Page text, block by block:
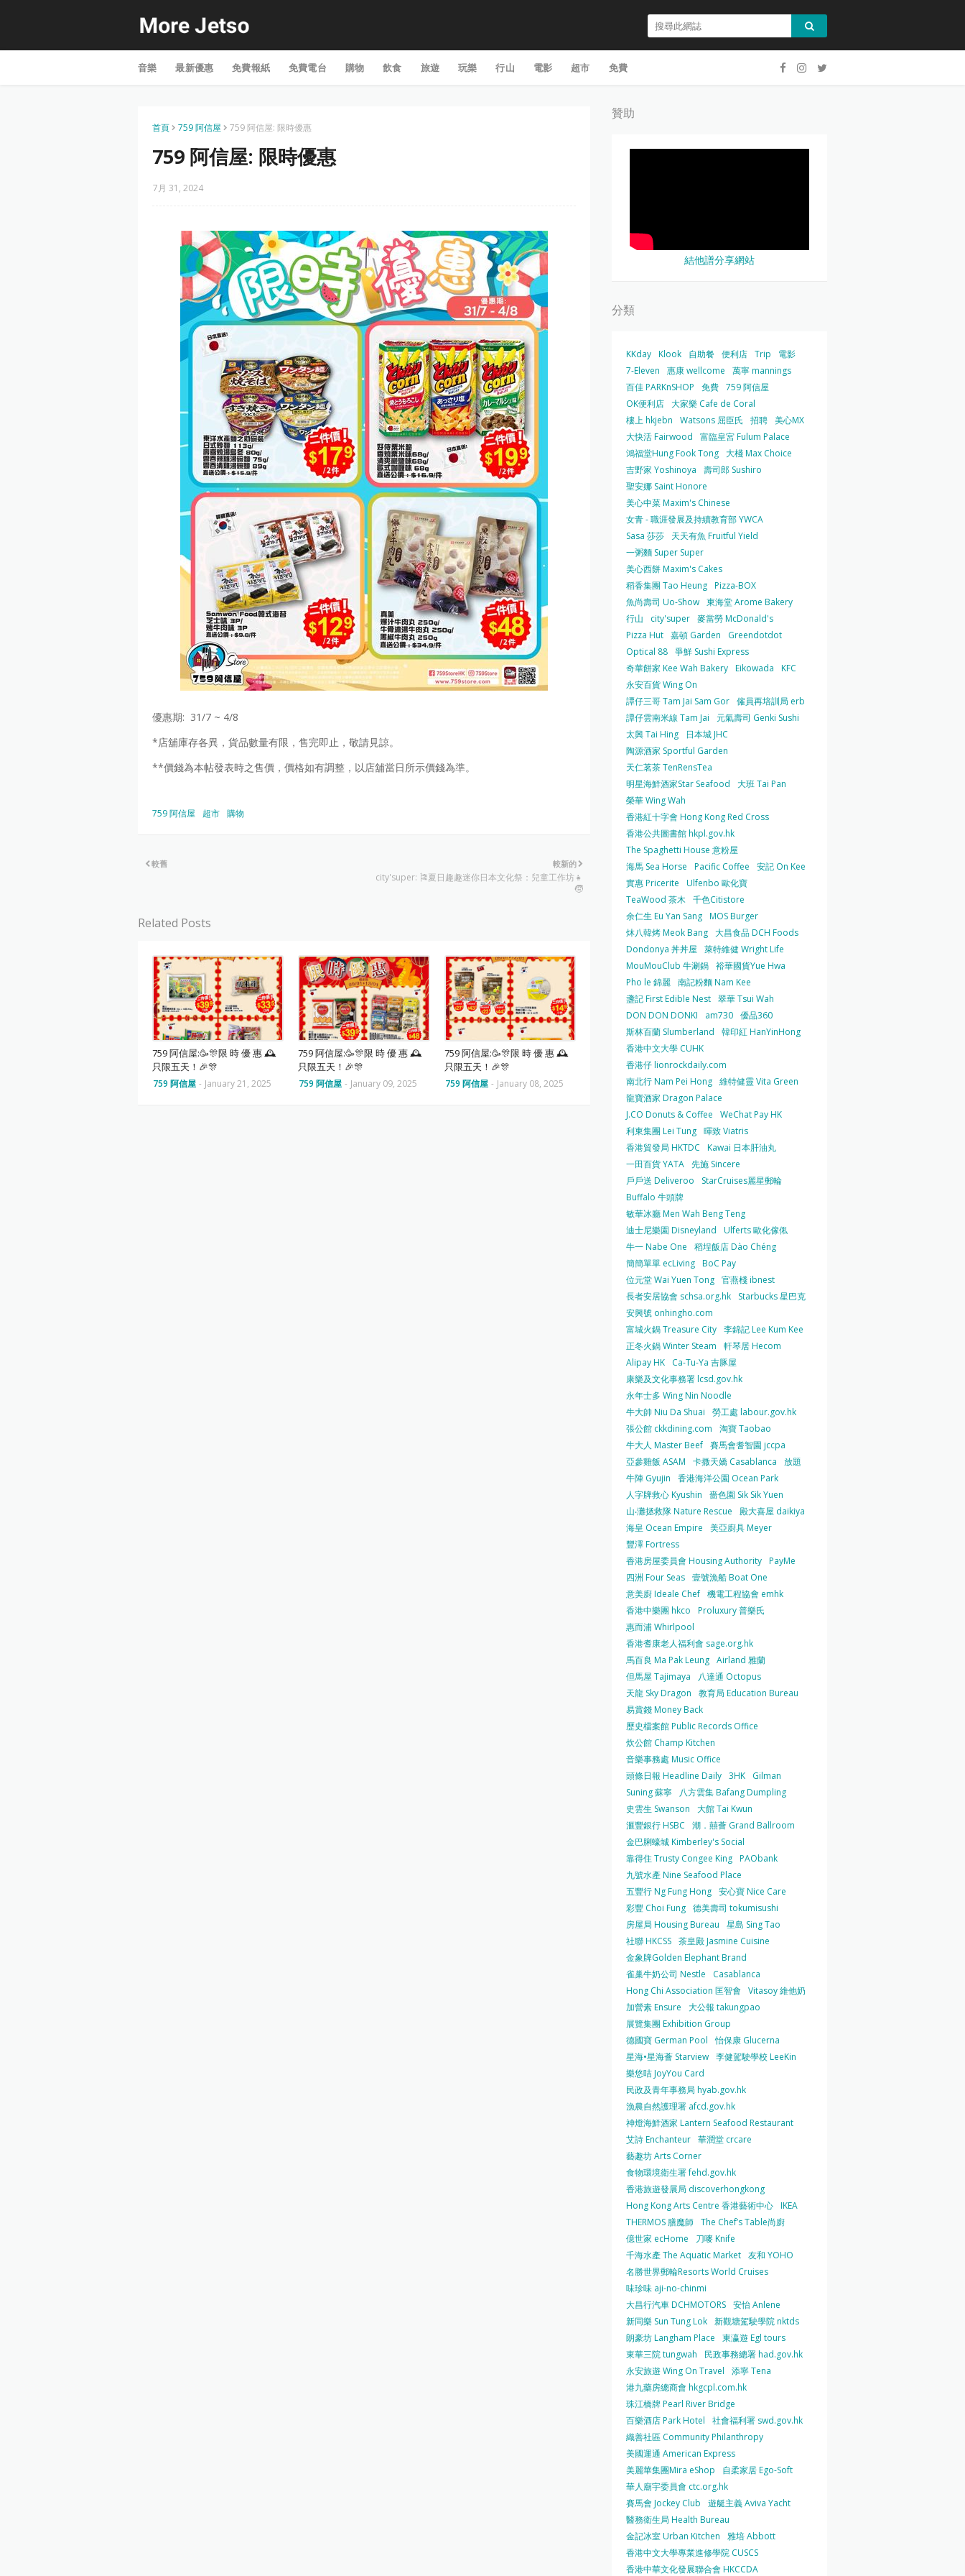
音樂 最新優惠 免費報紙 免費電台 購物 飲食 旅遊 玩樂 行山 電影 超市 免費
首頁 759 阿信屋 759 阿信屋: 限時優惠
759 阿信屋: 限時優惠
7月 31, 2024
優惠期: 31/7 ~ 4/8
*店舖庫存各異，貨品數量有限，售完即止，敬請見諒。
**價錢為本帖發表時之售價，價格如有調整，以店舖當日所示價錢為準。
759 阿信屋 超市 購物
較新的
city'super: 🎏夏日趣趣迷你日本文化祭：兒童工作坊👧
🧒
較舊
Related Posts
759 阿信屋:🥳🎊限 時 優 惠 🕰
只限五天！🎉🎊
759 阿信屋 - January 21, 2025
759 阿信屋:🥳🎊限 時 優 惠 🕰
只限五天！🎉🎊
759 阿信屋 - January 09, 2025
759 阿信屋:🥳🎊限 時 優 惠 🕰
只限五天！🎉🎊
759 阿信屋 - January 08, 2025
贊助
結他譜分享網站
分類
KKday Klook 自助餐 便利店 Trip
電影
7-Eleven
惠康 wellcome
萬寧 mannings
百佳 PARKnSHOP
免費 759 阿信屋
OK便利店 大家樂 Cafe de Coral
樓上 hkjebn
Watsons 屈臣氏 招聘 美心MX
大快活 Fairwood
富臨皇宮 Fulum Palace
鴻福堂Hung Fook Tong 大棧 Max Choice
吉野家 Yoshinoya
壽司郎 Sushiro
聖安娜 Saint Honore
美心中菜 Maxim's Chinese
女青 - 職涯發展及持續教育部 YWCA
Sasa 莎莎
天天有魚 Fruitful Yield
一粥麵 Super Super
美心西餅 Maxim's Cakes
稻香集團 Tao Heung Pizza-BOX
魚尚壽司 Uo-Show 東海堂 Arome Bakery
行山
city'super 麥當勞 McDonald's
Pizza Hut 嘉頓 Garden
Greendotdot
Optical 88 爭鮮 Sushi Express
奇華餅家 Kee Wah Bakery Eikowada
KFC
永安百貨 Wing On
譚仔三哥 Tam Jai Sam Gor 僱員再培訓局 erb
譚仔雲南米線 Tam Jai
元氣壽司 Genki Sushi
太興 Tai Hing
日本城 JHC
陶源酒家 Sportful Garden
天仁茗茶 TenRensTea
明星海鮮酒家Star Seafood
大班 Tai Pan
榮華 Wing Wah
香港紅十字會 Hong Kong Red Cross
香港公共圖書館 hkpl.gov.hk
The Spaghetti House 意粉屋
海馬 Sea Horse
Pacific Coffee
安記 On Kee
實惠 Pricerite
Ulfenbo 歐化寶
TeaWood 茶木 千色Citistore
余仁生 Eu Yan Sang MOS Burger
炑八韓烤 Meok Bang 大昌食品 DCH Foods
Dondonya 丼丼屋
萊特維健 Wright Life
MouMouClub 牛涮鍋 裕華國貨Yue Hwa
Pho le 錦麗 南記粉麵 Nam Kee
盞記 First Edible Nest 翠華 Tsui Wah
DON DON DONKI
am730 優品360
斯林百蘭 Slumberland
韓印紅 HanYinHong
香港中文大學 CUHK
香港仔 lionrockdaily.com
南北行 Nam Pei Hong 維特健靈 Vita Green
龍寶酒家 Dragon Palace
J.CO Donuts & Coffee
WeChat Pay HK
利東集團 Lei Tung 暉致 Viatris
香港貿發局 HKTDC
Kawai 日本肝油丸
一田百貨 YATA 先施 Sincere
戶戶送 Deliveroo
StarCruises麗星郵輪
Buffalo 牛頭牌
敏華冰廳 Men Wah Beng Teng
迪士尼樂園 Disneyland
Ulferts 歐化傢俬
牛一 Nabe One
稻埕飯店 Dào Chéng
簡簡單單 ecLiving BoC Pay
位元堂 Wai Yuen Tong 官燕棧 ibnest
長者安居協會 schsa.org.hk
Starbucks 星巴克
安興號 onhingho.com
富城火鍋 Treasure City 李錦記 Lee Kum Kee
正冬火鍋 Winter Steam
軒琴居 Hecom
Alipay HK
Ca-Tu-Ya 吉豚屋
康樂及文化事務署 lcsd.gov.hk
永年士多 Wing Nin Noodle
牛大帥 Niu Da Shuai
勞工處 labour.gov.hk
張公館 ckkdining.com
淘寶 Taobao
牛大人 Master Beef 賽馬會耆智園 jccpa
亞參雞飯 ASAM
卡撒天嬌 Casablanca
放題
牛陣 Gyujin
香港海洋公園 Ocean Park
人字牌救心 Kyushin
嗇色園 Sik Sik Yuen
山‧灘拯救隊 Nature Rescue
殿大喜屋 daikiya
海皇 Ocean Empire
美亞廚具 Meyer
豐澤 Fortress
香港房屋委員會 Housing Authority PayMe
四洲 Four Seas 壹號漁船 Boat One
意美廚 Ideale Chef 機電工程協會 emhk
香港中樂團 hkco
Proluxury 普樂氏
惠而浦 Whirlpool
香港耆康老人福利會 sage.org.hk
馬百良 Ma Pak Leung Airland 雅蘭
但馬屋 Tajimaya
八達通 Octopus
天龍 Sky Dragon
教育局 Education Bureau
易賞錢 Money Back
歷史檔案館 Public Records Office
炊公館 Champ Kitchen
音樂事務處 Music Office
頭條日報 Headline Daily 3HK
Gilman
Suning 蘇寧
八方雲集 Bafang Dumpling
史雲生 Swanson
大館 Tai Kwun
滙豐銀行 HSBC
潮．囍薈 Grand Ballroom
金巴脷蠔城 Kimberley's Social
靠得住 Trusty Congee King PAObank
九號水產 Nine Seafood Place
五豐行 Ng Fung Hong 安心寶 Nice Care
彩豐 Choi Fung 德美壽司 tokumisushi
房屋局 Housing Bureau
星島 Sing Tao
社聯 HKCSS 茶皇殿 Jasmine Cuisine
金象牌Golden Elephant Brand
雀巢牛奶公司 Nestle
Casablanca
Hong Chi Association 匡智會
Vitasoy 維他奶
加營素 Ensure
大公報 takungpao
展覽集團 Exhibition Group
德國寶 German Pool
怡保康 Glucerna
星海•星海薈 Starview 李健駕駛學校 LeeKin
樂悠咭 JoyYou Card
民政及青年事務局 hyab.gov.hk
漁農自然護理署 afcd.gov.hk
神燈海鮮酒家 Lantern Seafood Restaurant
艾詩 Enchanteur 華潤堂 crcare
藝趣坊 Arts Corner
食物環境衛生署 fehd.gov.hk
香港旅遊發展局 discoverhongkong
Hong Kong Arts Centre 香港藝術中心 IKEA
THERMOS 膳魔師 The Chef’s Table尚廚
億世家 ecHome
刀嘜 Knife
千海水產 The Aquatic Market 友和 YOHO
名勝世界郵輪Resorts World Cruises
味珍味 aji-no-chinmi
大昌行汽車 DCHMOTORS 安怡 Anlene
新同樂 Sun Tung Lok 新觀塘駕駛學院 nktds
朗豪坊 Langham Place
東瀛遊 Egl tours
東華三院 tungwah
民政事務總署 had.gov.hk
永安旅遊 Wing On Travel
添寧 Tena
港九藥房總商會 hkgcpl.com.hk
珠江橋牌 Pearl River Bridge
百樂酒店 Park Hotel
社會福利署 swd.gov.hk
織善社區 Community Philanthropy
美國運通 American Express
美麗華集團Mira eShop
自柔家居 Ego-Soft
華人廟宇委員會 ctc.org.hk
賽馬會 Jockey Club
遊艇主義 Aviva Yacht
醫務衛生局 Health Bureau
金記冰室 Urban Kitchen
雅培 Abbott
香港中文大學專業進修學院 CUSCS
香港中華文化發展聯合會 HKCCDA